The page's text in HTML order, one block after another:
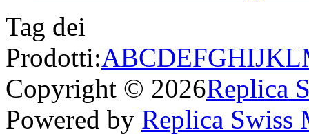
Tag dei
Prodotti:ABCDEFGHIJKL
Copyright © 2026Replica
Powered by Replica Swiss